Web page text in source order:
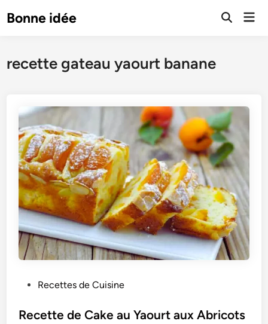
toBonne idée
Open
recette gateau yaourt banane
s
Recettes de Cuisine
Recette de Cake au Yaourt aux Abricots